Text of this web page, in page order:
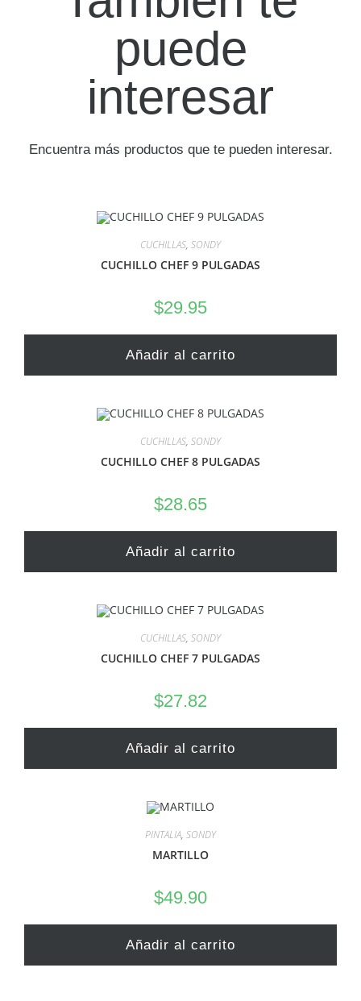
puede
interesar
Encuentra más productos que te pueden interesar.
CUCHILLAS, SONDY
CUCHILLO CHEF 9 PULGADAS
$29.95
Añadir al carrito
CUCHILLAS, SONDY
CUCHILLO CHEF 8 PULGADAS
$28.65
Añadir al carrito
CUCHILLAS, SONDY
CUCHILLO CHEF 7 PULGADAS
$27.82
Añadir al carrito
PINTALIA, SONDY
MARTILLO
$49.90
Añadir al carrito